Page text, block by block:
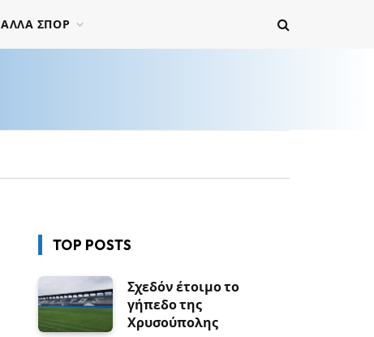
ΑΛΛΑ ΣΠΟΡ
TOP POSTS
Σχεδόν έτοιμο το
γήπεδο της
Χρυσούπολης